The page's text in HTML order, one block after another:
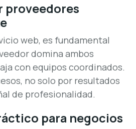
proveedores
web, es fundamental
domina ambos
con equipos coordinados.
no solo por resultados
de profesionalidad.
para negocios